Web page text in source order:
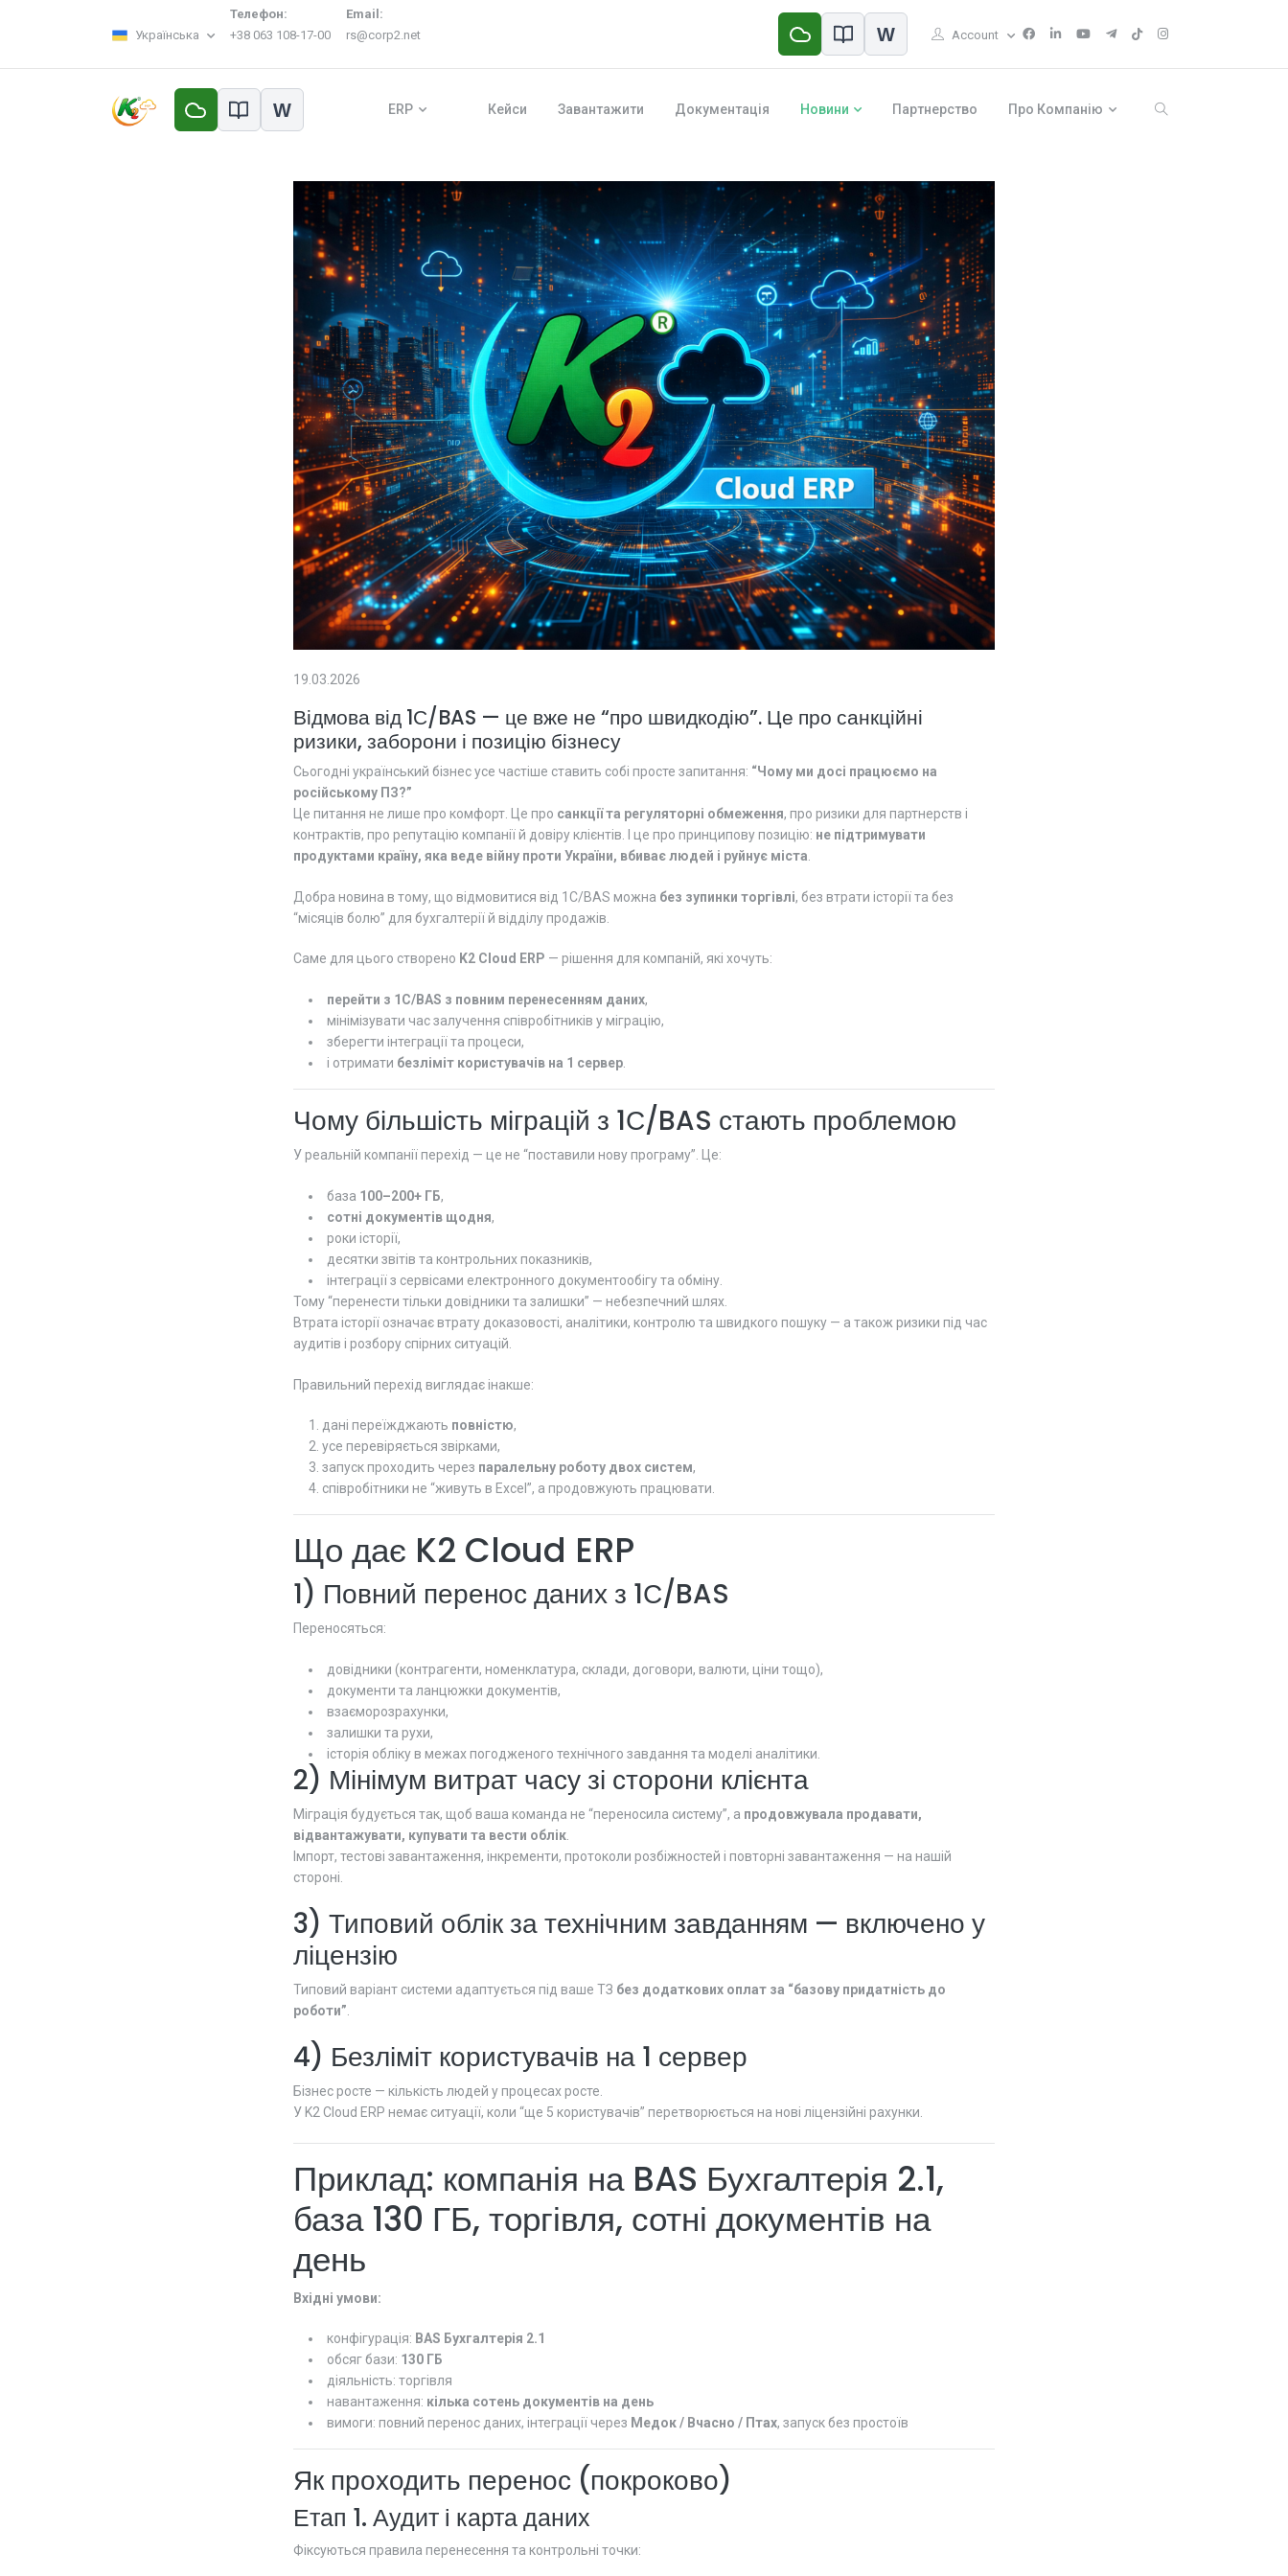
Українська
Телефон:
+38 063 108-17-00
Email:
rs@corp2.net
W Account
W ERP Кейси Завантажити Документація Новини Партнерство Про Компанію
19.03.2026
Відмова від 1С/BAS — це вже не “про швидкодію”. Це про санкційні
ризики, заборони і позицію бізнесу
Сьогодні український бізнес усе частіше ставить собі просте запитання: “Чому ми досі працюємо на
російському ПЗ?”
Це питання не лише про комфорт. Це про санкції та регуляторні обмеження, про ризики для партнерств і
контрактів, про репутацію компанії й довіру клієнтів. І це про принципову позицію: не підтримувати
продуктами країну, яка веде війну проти України, вбиває людей і руйнує міста
Добра новина в тому, що відмовитися від 1С/BAS можна без зупинки торгівлі, без втрати історії та без
“місяців болю” для бухгалтерії й відділу продажів.
Саме для цього створено K2 Cloud ERP — рішення для компаній, які хочуть:
перейти з 1С/BAS з повним перенесенням даних,
мінімізувати час залучення співробітників у міграцію,
зберегти інтеграції та процеси,
і отримати безліміт користувачів на 1 сервер
Чому більшість міграцій з 1С/BAS стають проблемою
У реальній компанії перехід — це не “поставили нову програму”. Це:
база 100–200+ ГБ,
сотні документів щодня,
роки історії,
десятки звітів та контрольних показників,
інтеграції з сервісами електронного документообігу та обміну.
Тому “перенести тільки довідники та залишки” — небезпечний шлях.
Втрата історії означає втрату доказовості, аналітики, контролю та швидкого пошуку — а також ризики під час
аудитів і розбору спірних ситуацій.
Правильний перехід виглядає інакше:
дані переїжджають повністю,
усе перевіряється звірками,
запуск проходить через паралельну роботу двох систем,
співробітники не “живуть в Excel”, а продовжують працювати.
Що дає K2 Cloud ERP
1) Повний перенос даних з 1С/BAS
Переносяться:
довідники (контрагенти, номенклатура, склади, договори, валюти, ціни тощо),
документи та ланцюжки документів,
взаєморозрахунки,
залишки та рухи,
історія обліку в межах погодженого технічного завдання та моделі аналітики.
2) Мінімум витрат часу зі сторони клієнта
Міграція будується так, щоб ваша команда не “переносила систему”, а продовжувала продавати,
відвантажувати, купувати та вести облік.
Імпорт, тестові завантаження, інкременти, протоколи розбіжностей і повторні завантаження — на нашій
стороні.
3) Типовий облік за технічним завданням — включено у
ліцензію
Типовий варіант системи адаптується під ваше ТЗ без додаткових оплат за “базову придатність до
роботи”
4) Безліміт користувачів на 1 сервер
Бізнес росте — кількість людей у процесах росте.
У K2 Cloud ERP немає ситуації, коли “ще 5 користувачів” перетворюється на нові ліцензійні рахунки.
Приклад: компанія на BAS Бухгалтерія 2.1,
база 130 ГБ, торгівля, сотні документів на
день
Вхідні умови:
конфігурація: BAS Бухгалтерія 2.1
обсяг бази: 130 ГБ
діяльність: торгівля
навантаження: кілька сотень документів на день
вимоги: повний перенос даних, інтеграції через Медок / Вчасно / Птах, запуск без простоїв
Як проходить перенос (покроково)
Етап 1. Аудит і карта даних
Фіксуються правила перенесення та контрольні точки: